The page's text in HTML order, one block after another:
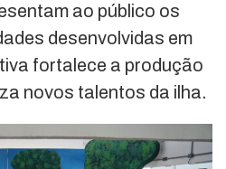
ao público os
desenvolvidas em
fortalece a produção
novos talentos da ilha.